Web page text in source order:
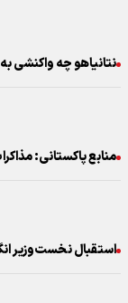
نتانیاهو چه واکنشی
منابع پاکستانی:
استقبال نخست‌وزیر